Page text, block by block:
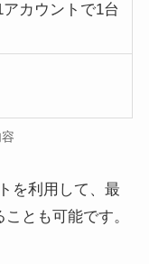
カウントで1台
を利用して、最
とも可能です。